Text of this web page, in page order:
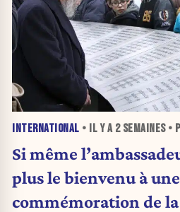
INTERNATIONAL • IL Y A 2 SEMAINES•
Si même
plus le bienvenu à une
commémoration de la